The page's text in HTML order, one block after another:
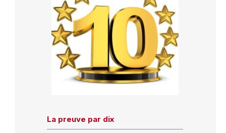
La preuve par dix